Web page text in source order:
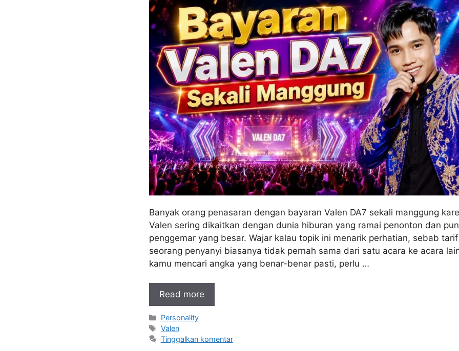
Banyak orang penasaran dengan bayaran Valen DA7 sekali manggung
Valen sering dikaitkan dengan dunia hiburan yang ramai penonton dan
penggemar yang besar. Wajar kalau topik ini menarik perhatian, sebab
seorang penyanyi biasanya tidak pernah sama dari satu acara ke acara
kamu mencari angka yang benar-benar pasti, perlu …
Read more
Kategori
Personality
Tag
Valen
Tinggalkan komentar